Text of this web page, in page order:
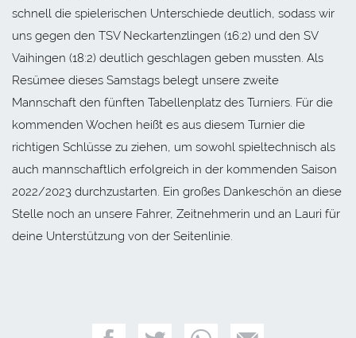
schnell die spielerischen Unterschiede deutlich, sodass wir
uns gegen den TSV Neckartenzlingen (16:2) und den SV
Vaihingen (18:2) deutlich geschlagen geben mussten. Als
Resümee dieses Samstags belegt unsere zweite
Mannschaft den fünften Tabellenplatz des Turniers. Für die
kommenden Wochen heißt es aus diesem Turnier die
richtigen Schlüsse zu ziehen, um sowohl spieltechnisch als
auch mannschaftlich erfolgreich in der kommenden Saison
2022/2023 durchzustarten. Ein großes Dankeschön an diese
Stelle noch an unsere Fahrer, Zeitnehmerin und an Lauri für
deine Unterstützung von der Seitenlinie.